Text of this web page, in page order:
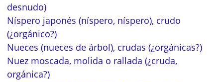
desnudo)
Níspero japonés (níspero, níspero), crudo
(¿orgánico?)
Nueces (nueces de árbol), crudas (¿orgánicas?)
Nuez moscada, molida o rallada (¿cruda,
orgánica?)